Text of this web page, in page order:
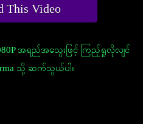
This Video
အရည်အသွေးဖြင့် ကြည့်ရှုလိုလျင်
သို့ ဆက်သွယ်ပါ။